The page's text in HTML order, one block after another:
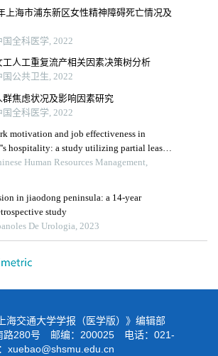
上海市浦东新区女性精神障碍死亡情况及
国全科医学, 2022
人工重复流产相关因素决策树分析
国公共卫生, 2022
群焦虑状况及影响因素研究
国全科医学, 2022
motivation and job effectiveness in
hospitality: a study utilizing partial least
equation modeling
Human Resources Management,
in jiaodong peninsula: a 14-year
study
De Urologia, 2023
海交通大学学报（医学版）》编辑部
路280号 邮编：200025 电话：021-
xuebao@shsmu.edu.cn